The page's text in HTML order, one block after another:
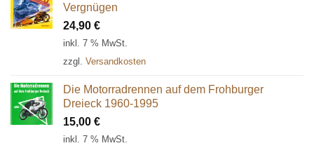
Vergnügen
24,90 €
inkl. 7 % MwSt.
zzgl. Versandkosten
Die Motorradrennen auf dem Frohburger
Dreieck 1960-1995
15,00 €
inkl. 7 % MwSt.